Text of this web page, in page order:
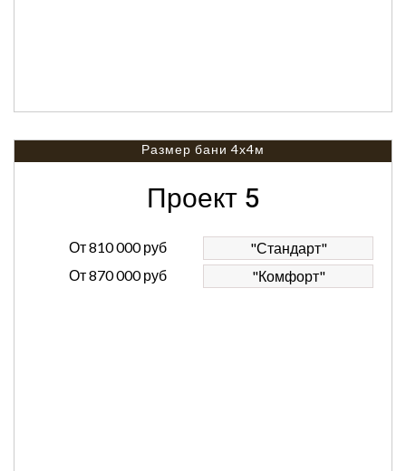
Размер бани 4х4м
Проект 5
От810 000 руб
"Стандарт"
От870 000 руб "Комфорт"